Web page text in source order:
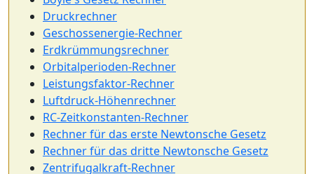
Druckrechner
Geschossenergie-Rechner
Erdkrümmungsrechner
Orbitalperioden-Rechner
Leistungsfaktor-Rechner
Luftdruck-Höhenrechner
RC-Zeitkonstanten-Rechner
Rechner für das erste Newtonsche Gesetz
Rechner für das dritte Newtonsche Gesetz
Zentrifugalkraft-Rechner